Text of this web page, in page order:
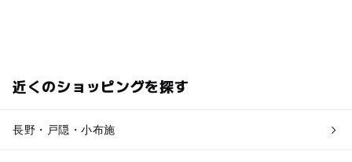
近くのショッピングを探す
長野・戸隠・小布施